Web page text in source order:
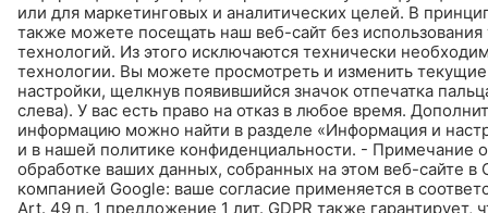
© Schomburg.Импрессум | Информация по защите данных для посетителей сайта
Дизайн и реализация +| LOUIS INTERNET